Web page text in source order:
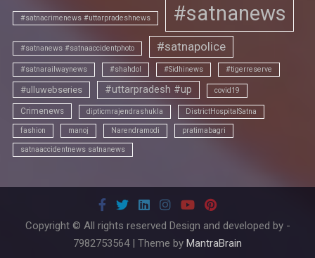
#satnacrimenews #uttarpradeshnews #satnanews
#satnanews #satnaaccidentphoto #satnapolice
#satnarailwaynews #shahdol #Sidhinews #tigerreserve
#ulluwebseries #uttarpradesh #up covid19
Crimenews dipticmrajendrashukla DistrictHospitalSatna
fashion manoj Narendramodi pratimabagri
satnaaccidentnews satnanews
Copyright © All rights reserved Design and developed by -
7982753564 | Theme by MantraBrain